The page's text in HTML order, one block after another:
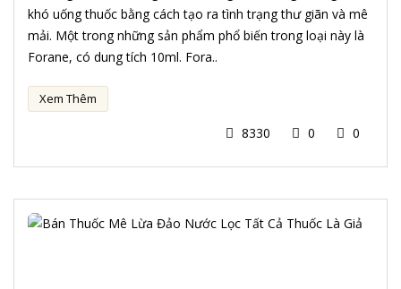
khó uống thuốc bằng cách tạo ra tình trạng thư giãn và mê
mải. Một trong những sản phẩm phổ biến trong loại này là
Forane, có dung tích 10ml. Fora..
Xem Thêm
8330 0 0